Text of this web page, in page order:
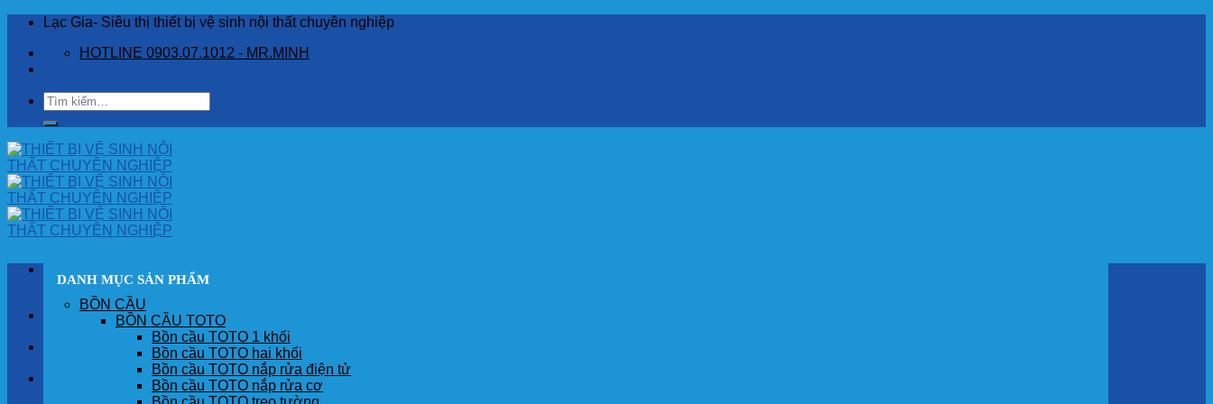
Skip
content
Lạc Gia- Siêu thị thiết bị vệ sinh nội thất chuyên nghiệp
HOTLINE 0903.07.1012 - MR.MINH
Tìm
kiếm:
TRANG CHỦ
DANH MỤC SẢN PHẨM
BỒN CẦU
BỒN CẦU TOTO
Bồn cầu TOTO 1 khối
Bồn cầu TOTO hai khối
Bồn cầu TOTO nắp rửa điện tử
Bồn cầu TOTO nắp rửa cơ